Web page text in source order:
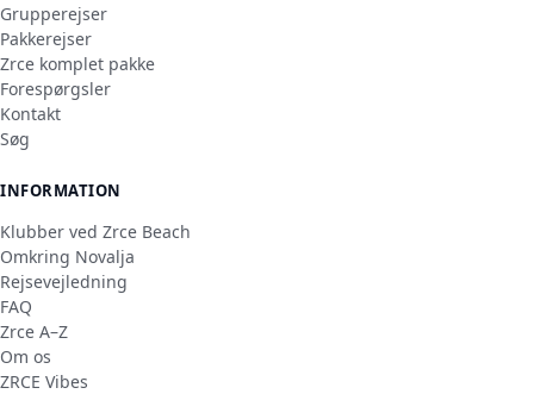
Grupperejser
Pakkerejser
Zrce komplet pakke
Forespørgsler
Kontakt
Søg
INFORMATION
Klubber ved Zrce Beach
Omkring Novalja
Rejsevejledning
FAQ
Zrce A–Z
Om os
ZRCE Vibes